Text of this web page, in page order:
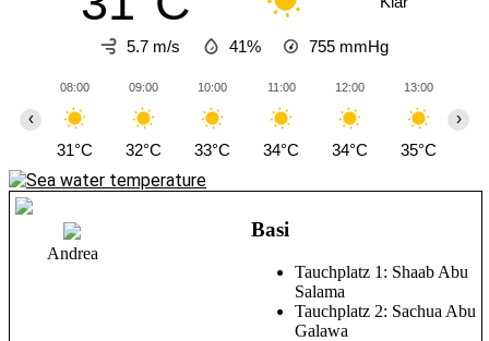
5.7 m/s 41% 755 mmHg
08:00
31°C
09:00
32°C
10:00
33°C
11:00
34°C
12:00
34°C
13:00
35°C
‹ ›
Andrea
Basi
Tauchplatz 1: Shaab Abu
Salama
Tauchplatz 2: Sachua Abu
Galawa